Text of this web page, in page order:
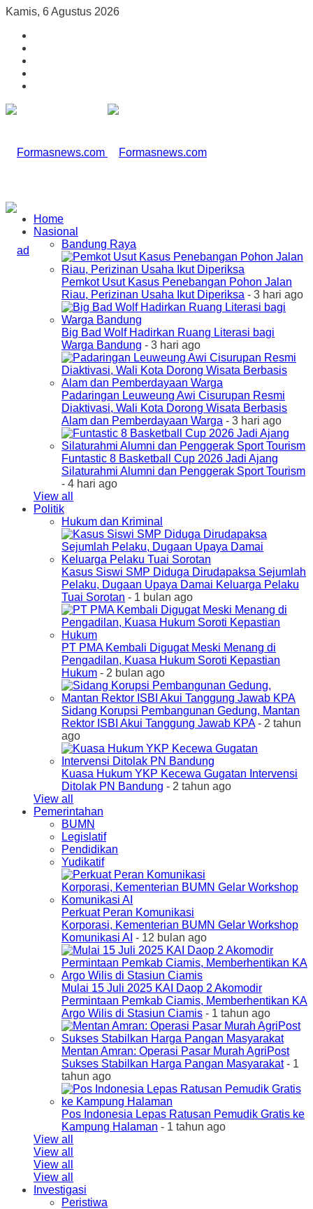
Kamis, 6 Agustus 2026
Home
Nasional
Bandung Raya
Pemkot Usut Kasus Penebangan Pohon Jalan
Riau, Perizinan Usaha Ikut Diperiksa - 3 hari ago
Big Bad Wolf Hadirkan Ruang Literasi bagi
Warga Bandung - 3 hari ago
Padaringan Leuweung Awi Cisurupan Resmi
Diaktivasi, Wali Kota Dorong Wisata Berbasis
Alam dan Pemberdayaan Warga - 3 hari ago
Funtastic 8 Basketball Cup 2026 Jadi Ajang
Silaturahmi Alumni dan Penggerak Sport Tourism
- 4 hari ago
View all
Politik
Hukum dan Kriminal
Kasus Siswi SMP Diduga Dirudapaksa Sejumlah
Pelaku, Dugaan Upaya Damai Keluarga Pelaku
Tuai Sorotan - 1 bulan ago
PT PMA Kembali Digugat Meski Menang di
Pengadilan, Kuasa Hukum Soroti Kepastian
Hukum - 2 bulan ago
Sidang Korupsi Pembangunan Gedung, Mantan
Rektor ISBI Akui Tanggung Jawab KPA- 2 tahun
ago
Kuasa Hukum YKP Kecewa Gugatan Intervensi
Ditolak PN Bandung - 2 tahun ago
View all
Pemerintahan
BUMN
Legislatif
Pendidikan
Yudikatif
Perkuat Peran Komunikasi
Korporasi, Kementerian BUMN Gelar Workshop
Komunikasi AI - 12 bulan ago
Mulai 15 Juli 2025 KAI Daop 2 Akomodir
Permintaan Pemkab Ciamis, Memberhentikan KA
Argo Wilis di Stasiun Ciamis - 1 tahun ago
Mentan Amran: Operasi Pasar Murah AgriPost
Sukses Stabilkan Harga Pangan Masyarakat- 1
tahun ago
Pos Indonesia Lepas Ratusan Pemudik Gratis ke
Kampung Halaman - 1 tahun ago
View all
View all
View all
View all
Investigasi
Peristiwa